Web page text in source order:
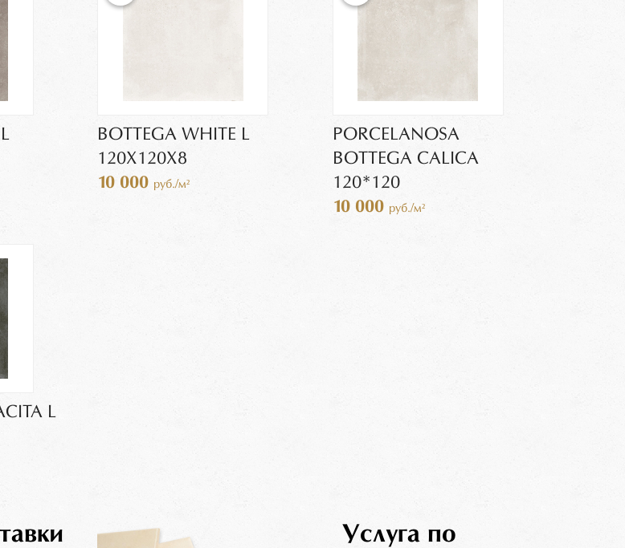
BOTTEGA WHITE L
120Х120X8
10 000 руб./м²
PORCELANOSA
BOTTEGA CALICA
120*120
10 000 руб./м²
L
Услуга по